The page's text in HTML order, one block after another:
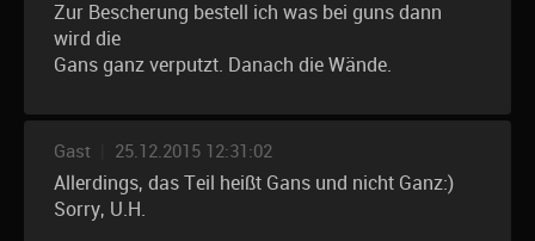
Zur Bescherung bestell ich was bei guns dann
wird die
Gans ganz verputzt. Danach die Wände.
Gast 25.12.2015 12:31:02
Allerdings, das Teil heißt Gans und nicht Ganz:)
Sorry, U.H.